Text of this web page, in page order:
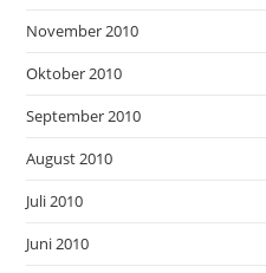
November 2010
Oktober 2010
September 2010
August 2010
Juli 2010
Juni 2010